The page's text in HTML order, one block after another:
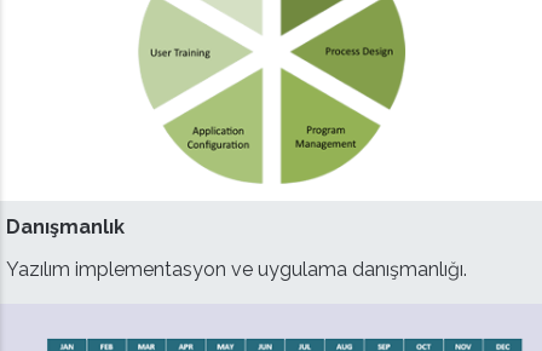
Danışmanlık
Yazılım implementasyon ve uygulama danışmanlığı.